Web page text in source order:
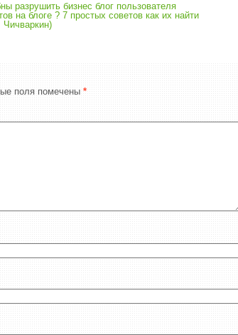
разрушить бизнес блог пользователя
на блоге ? 7 простых советов как их найти
поля помечены *